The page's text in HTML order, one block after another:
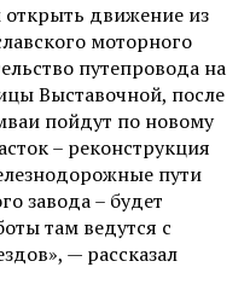
движение из
моторного
путепровода на
Выставочной, после
пойдут по новому
– реконструкция
пути
завода – будет
там ведутся с
— рассказал